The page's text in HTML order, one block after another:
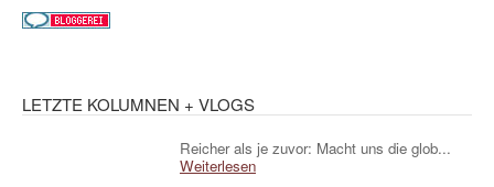
LETZTE KOLUMNEN + VLOGS
Reicher als je zuvor: Macht uns die glob...
Weiterlesen